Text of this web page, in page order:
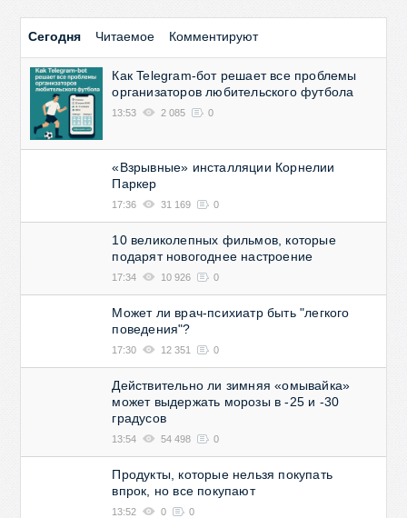
Сегодня Читаемое Комментируют
Как Telegram-бот решает все проблемы
организаторов любительского футбола
13:53 2 085 0
«Взрывные» инсталляции Корнелии
Паркер
17:36 31 169 0
10 великолепных фильмов, которые
подарят новогоднее настроение
17:34 10 926 0
Может ли врач-психиатр быть "легкого
поведения"?
17:30 12 351 0
Действительно ли зимняя «омывайка»
может выдержать морозы в -25 и -30
градусов
13:54 54 498 0
Продукты, которые нельзя покупать
впрок, но все покупают
13:52 0 0